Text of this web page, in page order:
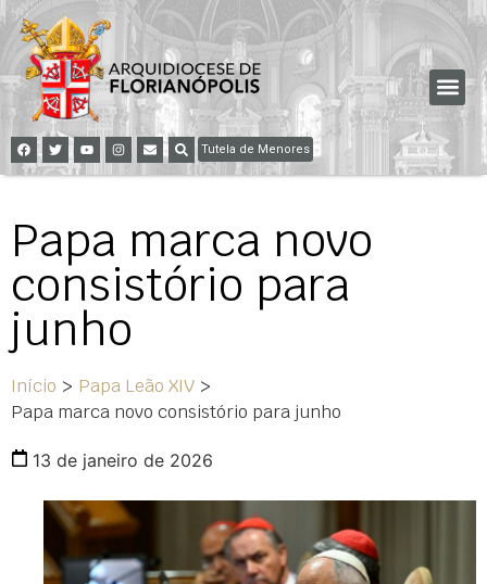
Tutela de Menores
Papa marca novo
consistório para
junho
Início > Papa Leão XIV >
Papa marca novo consistório para junho
13 de janeiro de 2026